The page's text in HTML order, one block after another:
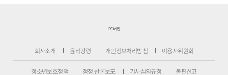
PC버전
회사소개 윤리강령 개인정보처리방침 이용자위원회
청소년보호정책 정정·반론보도 기사심의규정 불편신고